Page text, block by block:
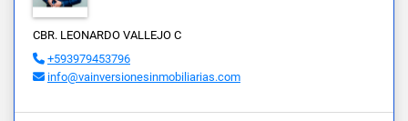
CBR. LEONARDO VALLEJO C
+593979453796
info@vainversionesinmobiliarias.com